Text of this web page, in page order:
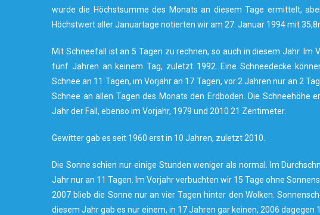
wurde die Höchstsumme des Monats an diesem Tage ermittelt,
Höchstwert aller Januartage notierten wir am 27. Januar 1994 mit
Mit Schneefall ist an 5 Tagen zu rechnen, so auch in diesem Jahr. Im
fünf Jahren an keinem Tag, zuletzt 1992. Eine Schneedecke
Schnee an 11 Tagen, im Vorjahr an 17 Tagen, vor 2 Jahren nur an 2
Schnee an allen Tagen des Monats den Erdboden. Die Schneehöhe
Jahr der Fall, ebenso im Vorjahr, 1979 und 2010 21 Zentimeter.
Gewitter gab es seit 1960 erst in 10 Jahren, zuletzt 2010.
Die Sonne schien nur einige Stunden weniger als normal. Im
Jahr nur an 11 Tagen. Im Vorjahr verbuchten wir 15 Tage ohne
2007 blieb die Sonne nur an vier Tagen hinter den Wolken.
diesem Jahr gab es nur einem, in 17 Jahren gar keinen, 2006 dagegen